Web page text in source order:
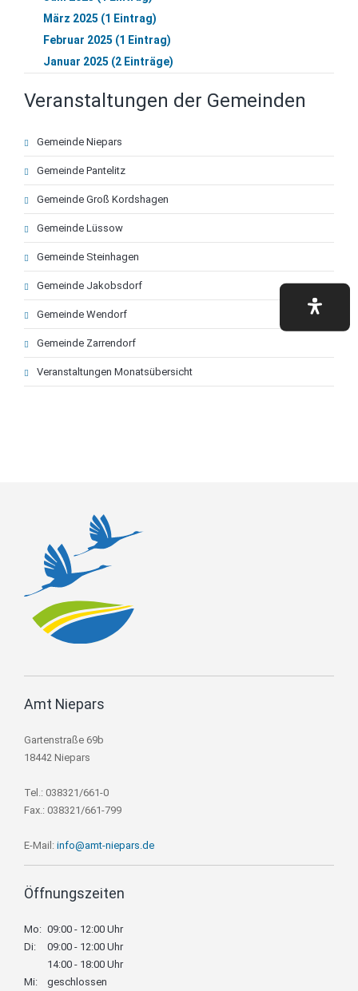
März 2025 (1 Eintrag)
Februar 2025 (1 Eintrag)
Januar 2025 (2 Einträge)
Veranstaltungen der Gemeinden
Navigation
überspringen
Gemeinde Niepars
Gemeinde Pantelitz
Gemeinde Groß Kordshagen
Gemeinde Lüssow
Gemeinde Steinhagen
Gemeinde Jakobsdorf
Gemeinde Wendorf
Gemeinde Zarrendorf
Veranstaltungen Monatsübersicht
Amt Niepars
Gartenstraße 69b
18442 Niepars
Tel.: 038321/661-0
Fax.: 038321/661-799
E-Mail: info@amt-niepars.de
Öffnungszeiten
Mo: 09:00 - 12:00 Uhr
Di:
09:00 - 12:00 Uhr
14:00 - 18:00 Uhr
Mi:
geschlossen